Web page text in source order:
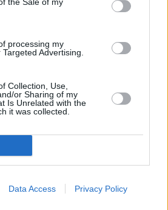
processing my
Advertising.
Collection, Use,
or Sharing of my
Is Unrelated with the
it was collected.
Data Access Privacy Policy
naladění na Skylinku
terestrické a kabelové televizi, ©
cookies•Inzerce
Kontakt